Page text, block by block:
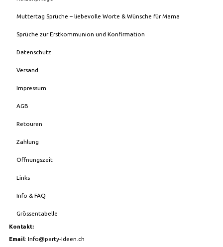
Muttertag Sprüche – liebevolle Worte & Wünsche für Mama
Sprüche zur Erstkommunion und Konfirmation
Datenschutz
Versand
Impressum
AGB
Retouren
Zahlung
Öffnungszeit
Links
Info & FAQ
Grössentabelle
Kontakt:
Email: Info@party-Ideen.ch